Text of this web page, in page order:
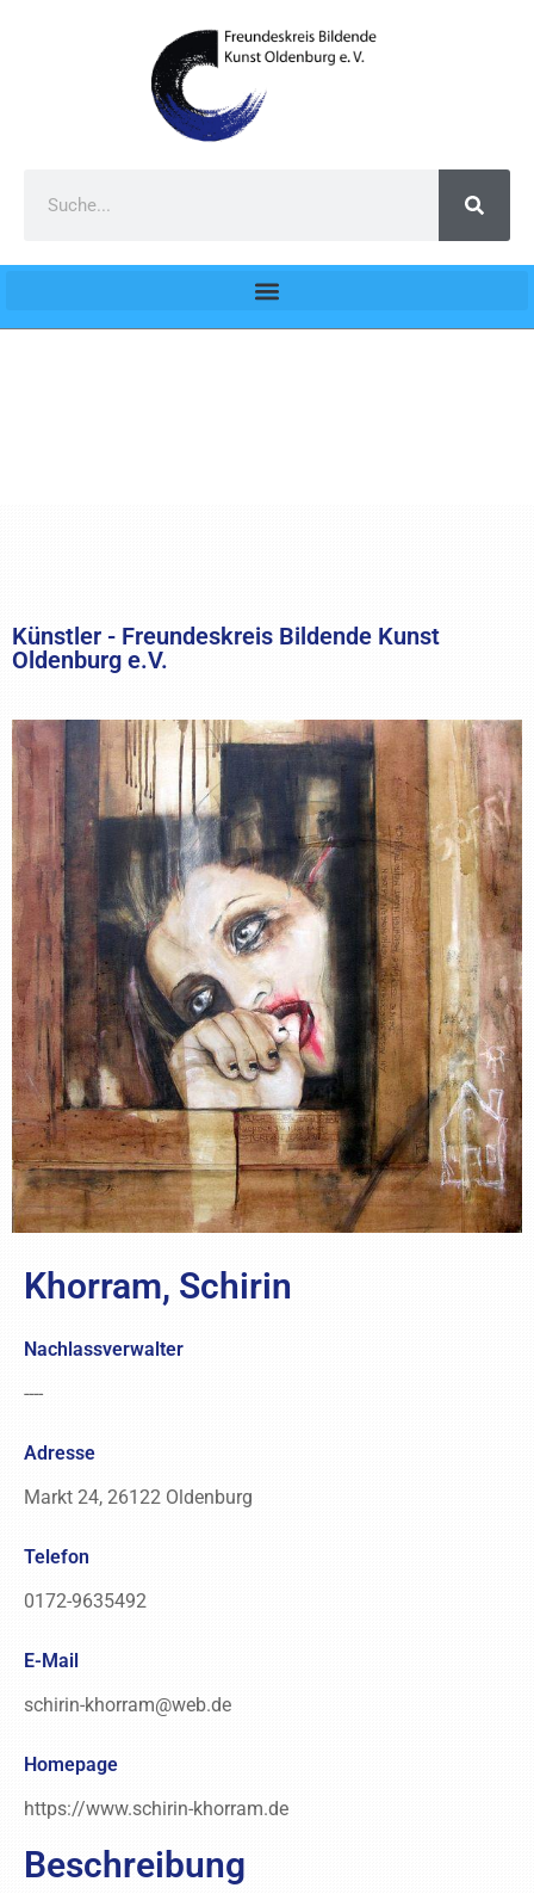
Künstler - Freundeskreis Bildende Kunst
Oldenburg e.V.
Khorram, Schirin
Nachlassverwalter
----
Adresse
Markt 24, 26122 Oldenburg
Telefon
0172-9635492
E-Mail
schirin-khorram@web.de
Homepage
https://www.schirin-khorram.de
Beschreibung